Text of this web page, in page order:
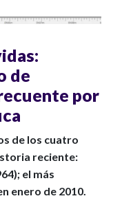
de
por
de los cuatro
reciente:
el más
enero de 2010.